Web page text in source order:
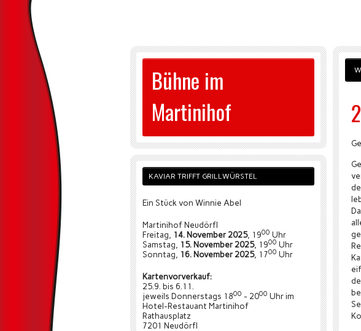
Bühne im
Martinihof
KAVIAR TRIFFT GRILLWÜRSTEL
Ein Stück von Winnie Abel
Martinihof Neudörfl
Freitag,
14. November 2025, 1900 Uhr
Samstag,
15. November 2025, 1900 Uhr
Sonntag,
16. November 2025, 1700 Uhr
Kartenvorverkauf:
25.9. bis 6.11.
jeweils Donnerstags 1800 - 2000 Uhr im
Hotel-Restauant Martinihof
Rathausplatz
7201 Neudörfl